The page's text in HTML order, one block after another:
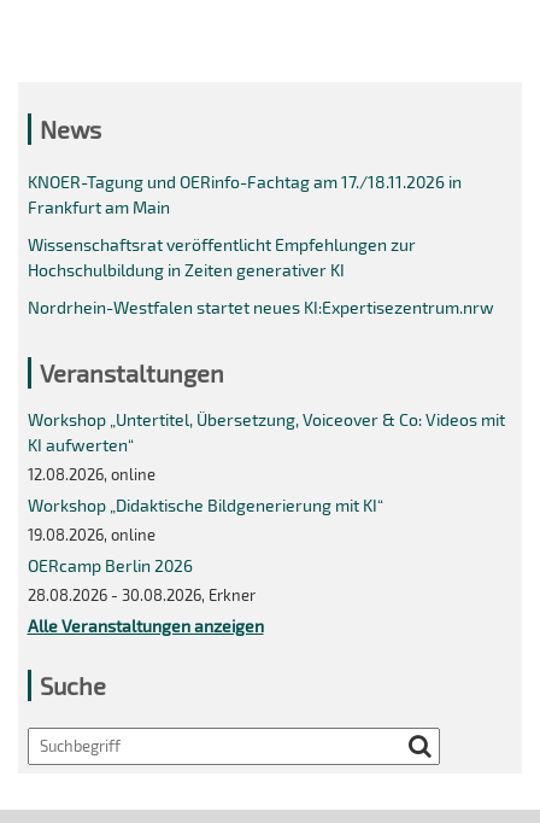
News
KNOER-Tagung und OERinfo-Fachtag am 17./18.11.2026 in
Frankfurt am Main
Wissenschaftsrat veröffentlicht Empfehlungen zur
Hochschulbildung in Zeiten generativer KI
Nordrhein-Westfalen startet neues KI:Expertisezentrum.nrw
Veranstaltungen
Workshop „Untertitel, Übersetzung, Voiceover & Co: Videos mit
KI aufwerten“
12.08.2026, online
Workshop „Didaktische Bildgenerierung mit KI“
19.08.2026, online
OERcamp Berlin 2026
28.08.2026 - 30.08.2026, Erkner
Alle Veranstaltungen anzeigen
Suche
Search